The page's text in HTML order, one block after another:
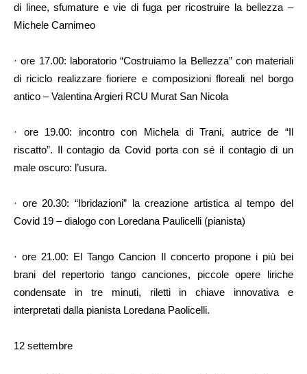
di linee, sfumature e vie di fuga per ricostruire la bellezza –
Michele Carnimeo
· ore 17.00: laboratorio “Costruiamo la Bellezza” con materiali
di riciclo realizzare fioriere e composizioni floreali nel borgo
antico – Valentina Argieri RCU Murat San Nicola
· ore 19.00: incontro con Michela di Trani, autrice de “Il
riscatto”. Il contagio da Covid porta con sé il contagio di un
male oscuro: l’usura.
· ore 20.30: “Ibridazioni” la creazione artistica al tempo del
Covid 19 – dialogo con Loredana Paulicelli (pianista)
· ore 21.00: El Tango Cancion Il concerto propone i più bei
brani del repertorio tango canciones, piccole opere liriche
condensate in tre minuti, riletti in chiave innovativa e
interpretati dalla pianista Loredana Paolicelli.
12 settembre